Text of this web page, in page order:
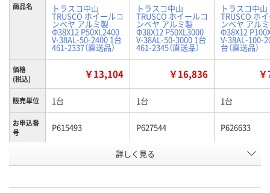
商品名 トラスコ中山
TRUSCO ホイールコ
ンベヤ アルミ製
Φ38X12 P50XL2400
V-38AL-50-2400 1台
461-2337（直送品）
トラスコ中山
TRUSCO ホイールコ
ンベヤ アルミ製
Φ38X12 P50XL3000
V-38AL-50-3000 1台
461-2345（直送品）
トラスコ中山
TRUSCO ホ
ンベヤ アル
Φ38X12
V-38AL-100-
台（直送品）
価格
(税込)
￥13,104 ￥16,836
販売単位 1台 1台 1台
お申込番
号
P615493 P627544 P626633
直送品
詳しく見る